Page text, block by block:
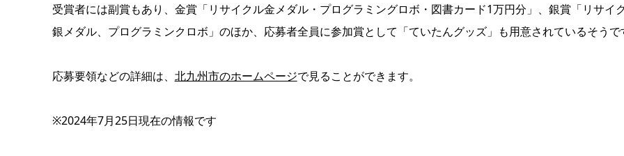
受賞者には副賞もあり、金賞「リサイクル金メダル・プログラミングロボ・図書カード1万円分」、銀賞「リサイ
銀メダル、プログラミンクロボ」のほか、応募者全員に参加賞として「ていたんグッズ」も用意されているそうで
応募要領などの詳細は、 北九州市のホームページで見ることができます。
※2024年7月25日現在の情報です